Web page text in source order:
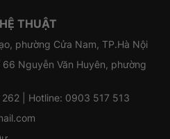
THUẬT
phường Cửa Nam, TP.Hà Nội
66 Nguyễn Văn Huyên, phường
| Hotline: 0903 517 513